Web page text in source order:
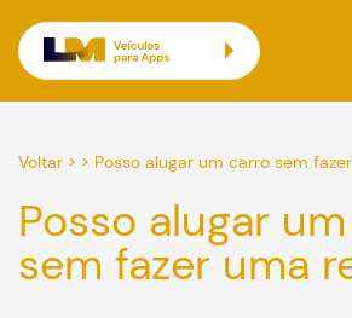
Voltar > > Posso alugar um carro sem
Posso alugar
sem fazer uma